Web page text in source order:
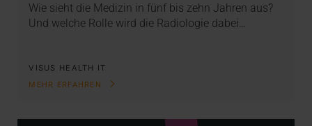
Wie sieht die Medizin in fünf bis zehn Jahren aus?
Und welche Rolle wird die Radiologie dabei…
VISUS HEALTH IT
MEHR ERFAHREN